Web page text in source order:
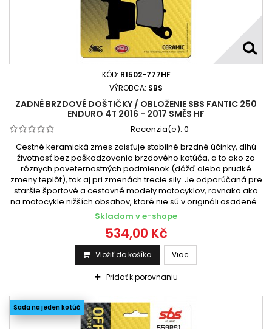
KÓD: R1502-777HF
VÝROBCA: SBS
ZADNÉ BRZDOVÉ DOŠTIČKY / OBLOŽENIE SBS FANTIC 250
ENDURO 4T 2016 - 2017 SMĚS HF
Recenzia(e): 0
Cestné keramická zmes zaisťuje stabilné brzdné účinky, dlhú
životnosť bez poškodzovania brzdového kotúča, a to ako za
rôznych poveternostných podmienok (dážď alebo prudké
zmeny teplôt), tak aj pri zmenách trecie sily. Je odporúčaná pre
staršie športové a cestovné modely motocyklov, rovnako ako
na motocykle nižších obsahov, ktoré nie sú v origináli osadené...
Skladom v e-shope
534,00 Kč
Vložiť do košíka Viac
Pridať k porovnaniu
Sada na jeden kotúč